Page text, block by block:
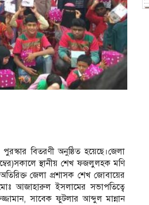
বিতরণী অনুষ্ঠিত হয়েছে।জেলা
স্থানীয় শেখ ফজলুলহক মণি
জেলা প্রশাসক শেখ জোবায়ের
আজাহারুল ইসলামের সভাপতিত্বে
সাবেক ফুটলার আব্দুল মান্নান